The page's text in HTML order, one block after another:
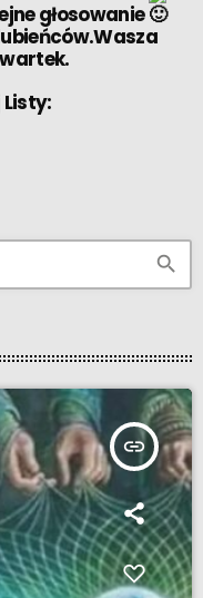
głosowanie
search
insert_link